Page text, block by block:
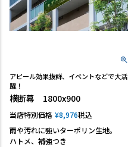
アピール効果抜群、イベントなどで大活
躍！
横断幕 1800x900
当店特別価格 ¥8,976税込
雨や汚れに強いターポリン生地。
ハトメ、補強つき